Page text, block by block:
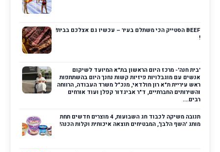
BEEF הסטייק הכי משתלם בעיר – עכשיו גם אצלכם בבית!
!
'בית חנה'- מרכז היום הראשון בת"א המיועד לשיקום
אנשים עם מוגבלויות פיזיות קשות נחנך היום בהשתתפות
ראש עיריית ת"א רון חולדאי, מנכ"ל משרד העבודה, הרווחה
והשירותים החברתיים, ד"ר אביגדור קפלן ועוד אורחים
רבים....
תנובה משיקה לכבוד חג השבועות, 4 מוצרים חדשים תחת
מותג 'השף הלבן', המבטיחים תוצאה איכותית וקלות הכנה!